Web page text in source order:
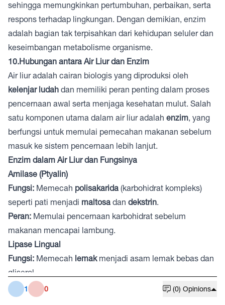
sehingga memungkinkan pertumbuhan, perbaikan, serta
respons terhadap lingkungan. Dengan demikian, enzim
adalah bagian tak terpisahkan dari kehidupan seluler dan
keseimbangan metabolisme organisme.
10.Hubungan antara Air Liur dan Enzim
Air liur adalah cairan biologis yang diproduksi oleh
kelenjar ludah dan memiliki peran penting dalam proses
pencernaan awal serta menjaga kesehatan mulut. Salah
satu komponen utama dalam air liur adalah enzim, yang
berfungsi untuk memulai pemecahan makanan sebelum
masuk ke sistem pencernaan lebih lanjut.
Enzim dalam Air Liur dan Fungsinya
Amilase (Ptyalin)
Fungsi: Memecah polisakarida (karbohidrat kompleks)
seperti pati menjadi maltosa dan dekstrin.
Peran: Memulai pencernaan karbohidrat sebelum
makanan mencapai lambung.
Lipase Lingual
Fungsi: Memecah lemakmenjadi asam lemak bebas dan
gliserol.
Peran:
Berperan dalam pencernaan lemak, terutama pada
1 0 (0) Opinions